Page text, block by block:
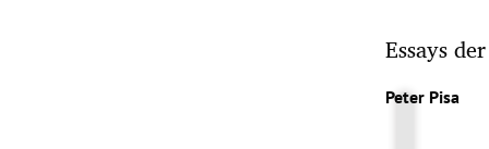
Essays
Peter Pisa